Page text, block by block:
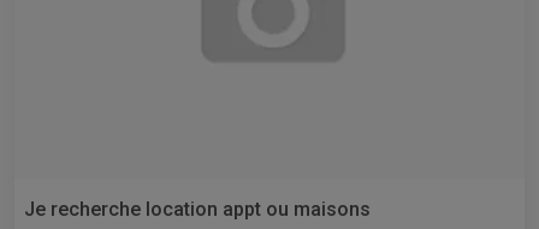
Je recherche location appt ou maisons